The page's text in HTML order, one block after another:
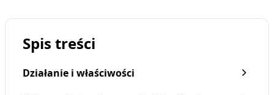
Spis treści
Działanie i właściwości